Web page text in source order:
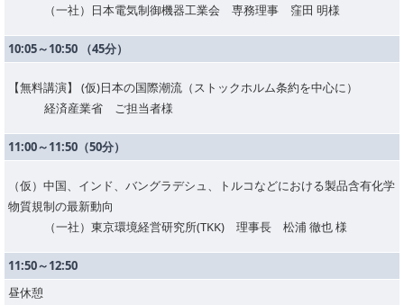
（一社）日本電気制御機器工業会 専務理事 窪田 明様
10:05～10:50 （45分）
【無料講演】 (仮)日本の国際潮流（ストックホルム条約を中心に）
経済産業省 ご担当者様
11:00～11:50（50分）
（仮）中国、インド、バングラデシュ、トルコなどにおける製品含有化学
物質規制の最新動向
（一社）東京環境経営研究所(TKK) 理事長 松浦 徹也 様
11:50～12:50
昼休憩